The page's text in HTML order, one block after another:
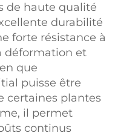
de haute qualité
durabilité
forte résistance à
déformation et
que
puisse être
certaines plantes
il permet
continus